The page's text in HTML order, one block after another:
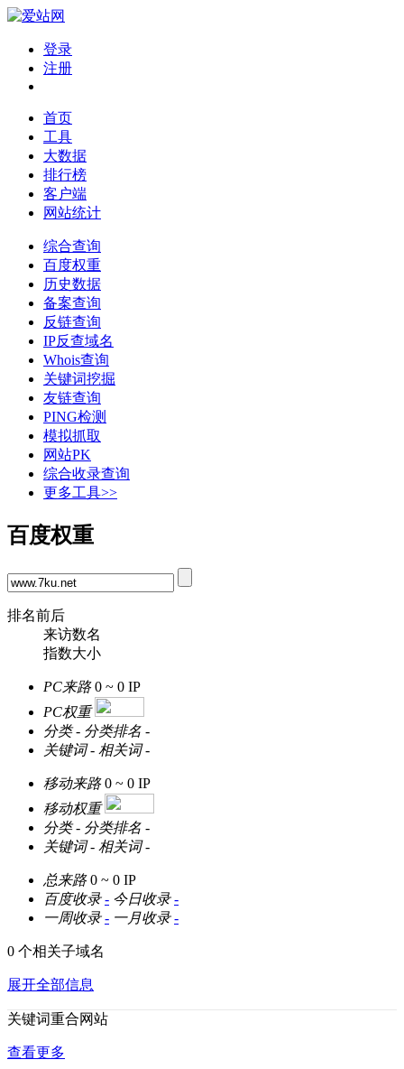
登录
注册
首页
工具
大数据
排行榜
客户端
网站统计
综合查询
百度权重
历史数据
备案查询
反链查询
IP反查域名
Whois查询
关键词挖掘
友链查询
PING检测
模拟抓取
网站PK
综合收录查询
更多工具>>
百度权重
排名前后
来访数名
指数大小
PC来路 0 ~ 0 IP
PC权重
分类 - 分类排名 -
关键词 - 相关词 -
移动来路 0 ~ 0 IP
移动权重
分类 - 分类排名 -
关键词 - 相关词 -
总来路 0 ~ 0 IP
百度收录 - 今日收录 -
一周收录 - 一月收录 -
0 个相关子域名
展开全部信息
关键词重合网站
查看更多